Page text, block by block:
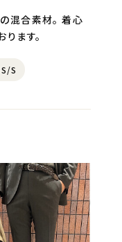
混合素材。 着心
ます。
S